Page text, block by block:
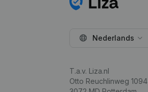
Nederlands
T.a.v. Liza.nl
Otto Reuchlinweg 1094